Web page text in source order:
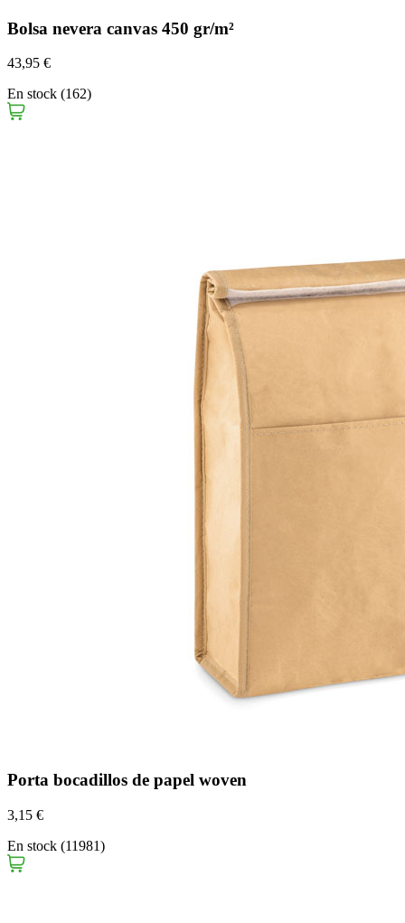
Bolsa nevera canvas 450 gr/m²
43,95 €
En stock (162)
Porta bocadillos de papel woven
3,15 €
En stock (11981)